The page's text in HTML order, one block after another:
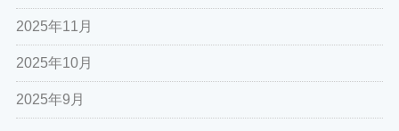
2025年11月
2025年10月
2025年9月